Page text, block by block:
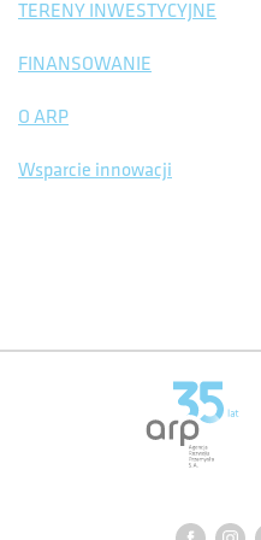
TERENY INWESTYCYJNE
FINANSOWANIE
O ARP
Wsparcie innowacji